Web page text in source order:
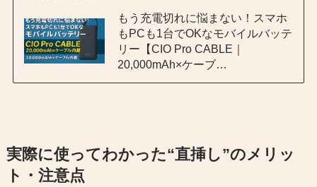
もう充電切れに悩まない！スマホ
もPCも1台でOKなモバイルバッテ
リー【CIO Pro CABLE｜
20,000mAh×ケーブ…
実際に使ってわかった“直挿し”のメリッ
ト・注意点